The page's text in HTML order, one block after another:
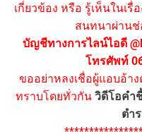
เกี่ยวข้อง หรือ รู้เห็นในเ
สนทนาผ่านช่
บัญชีทางการไลน์ไอดี
โทรศัพท์
ขออย่าหลงเชื่อผู้แอบอ้า
ทราบโดยทั่วกัน วิดีโอคำ
ตำ